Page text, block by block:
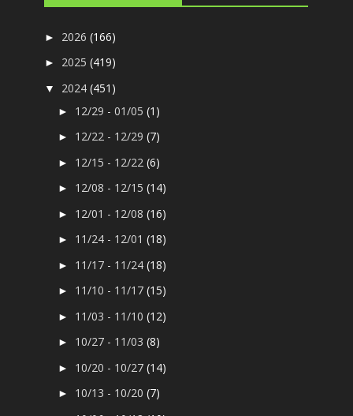
► 2026(166)
► 2025(419)
▼ 2024(451)
► 12/29 - 01/05(1)
► 12/22 - 12/29(7)
► 12/15 - 12/22(6)
► 12/08 - 12/15(14)
► 12/01 - 12/08(16)
► 11/24 - 12/01(18)
► 11/17 - 11/24(18)
► 11/10 - 11/17(15)
► 11/03 - 11/10(12)
► 10/27 - 11/03(8)
► 10/20 - 10/27(14)
► 10/13 - 10/20(7)